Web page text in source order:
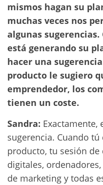
mismos hagan su
muchas veces nos
algunas
está generando su
hacer una
producto le sugiero
emprendedor, los
tienen un coste.
Sandra: Exactamente,
sugerencia. Cuando
producto, tu sesión de
digitales,
de marketing y todas